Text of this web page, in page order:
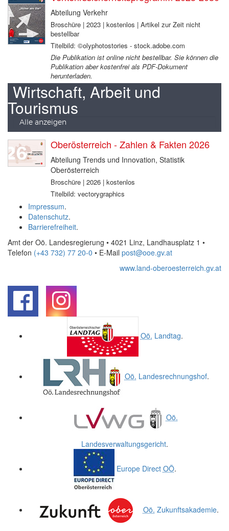
Abteilung Verkehr
Broschüre | 2023 | kostenlos | Artikel zur Zeit nicht
bestellbar
Titelbild: ©olyphotostories - stock.adobe.com
Die Publikation ist online nicht bestellbar. Sie können die
Publikation aber kostenfrei als PDF-Dokument
herunterladen.
Wirtschaft, Arbeit und
Tourismus
Alle anzeigen
Oberösterreich - Zahlen & Fakten 2026
Abteilung Trends und Innovation, Statistik
Oberösterreich
Broschüre | 2026 | kostenlos
Titelbild: vectorygraphics
Impressum.
Datenschutz.
Barrierefreiheit.
Amt der Oö. Landesregierung • 4021 Linz, Landhausplatz 1 •
Telefon (+43 732) 77 20-0 • E-Mail post@ooe.gv.at
www.land-oberoesterreich.gv.at
Oö. Landtag.
Oö. Landesrechnungshof.
Oö.
Landesverwaltungsgericht.
Europe Direct OÖ.
Oö. Zukunftsakademie.